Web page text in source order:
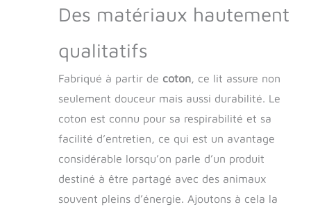
sécurité. L'utilisation
de notre lit for chien
paix. Construire un
lien étroit avec votre
Votre chien peut
vous rejoindre dans
cet abri partagé, se
pelotonner à côté
de vous ou se blottir
contre vous.
Des matériaux hautement
qualitatifs
Fabriqué à partir de coton, ce lit assure non
seulement douceur mais aussi durabilité. Le
coton est connu pour sa respirabilité et sa
facilité d’entretien, ce qui est un avantage
considérable lorsqu’on parle d’un produit
destiné à être partagé avec des animaux
souvent pleins d’énergie. Ajoutons à cela la